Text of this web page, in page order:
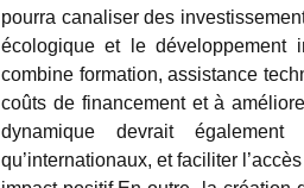
pourra canaliser des
écologique et le développement
combine formation, assistance
coûts de financement et à
dynamique devrait
qu’internationaux, et faciliter